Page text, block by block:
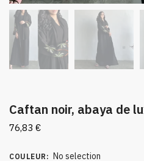
Caftan noir, abaya de
76,83 €
COULEUR : No selection